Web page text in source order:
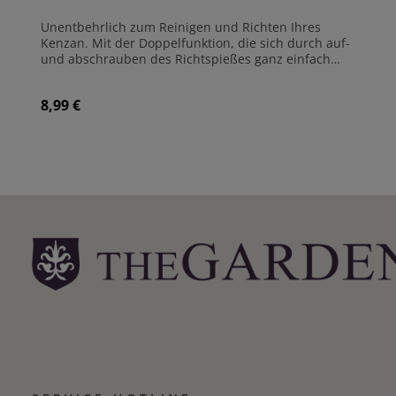
Unentbehrlich zum Reinigen und Richten Ihres
Kenzan. Mit der Doppelfunktion, die sich durch auf-
und abschrauben des Richtspießes ganz einfach
richten. Inklusive einer kleinen japanischen Glocke.
Regulärer Preis:
8,99 €